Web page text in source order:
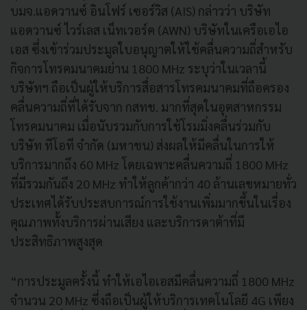
บมจ.แอดวานซ์ อินโฟร์ เซอร์วิส (AIS) กล่าวว่า บริษัท
แอดวานซ์ ไวร์เลส เน็ทเวอร์ค (AWN) บริษัทในเครือเอไอ
เอส ซึ่งเข้าร่วมประมูลใบอนุญาตให้ใช้คลื่นความถี่สำหรับ
กิจการโทรคมนาคมย่าน 1800 MHz ระบุว่าในเวลานี้
บริษัทฯ ถือเป็นผู้ให้บริการสื่อสารโทรคมนาคมที่ถือครอง
คลื่นความถี่ที่ได้รับจาก กสทช. มากที่สุดในอุตสาหกรรม
โทรคมนาคม เมื่อนับรวมกับการใช้โรมมิ่งคลื่นร่วมกับ
บริษัท ทีโอที จำกัด (มหาชน) ส่งผลให้มีคลื่นในการให้
บริการมากถึง 60 MHz โดยเฉพาะคลื่นความถี่ 1800 MHz
ที่มีรวมกันถึง 20 MHz ทำให้ลูกค้ากว่า 40 ล้านเลขหมายทั่ว
ประเทศได้รับประสบการณ์การใช้งานเพิ่มมากขึ้นในเรื่อง
คุณภาพทั้งบริการผ่านเสียง และบริการดาต้าที่มี
ประสิทธิภาพสูงสุด
“การประมูลครั้งนี้ ทำให้เอไอเอสมีคลื่นความถี่ 1800 MHz
จำนวน 20 MHz ซึ่งถือเป็นผู้ให้บริการเทคโนโลยี 4G เพียง